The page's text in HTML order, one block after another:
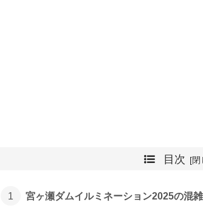
目次
宮ヶ瀬ダムイルミネーション2025の混